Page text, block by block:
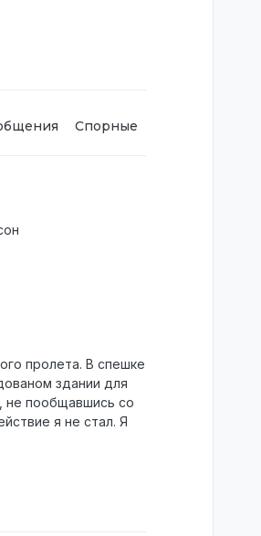
Спорные
пролета. В спешке
здании для
не пообщавшись со
я не стал. Я